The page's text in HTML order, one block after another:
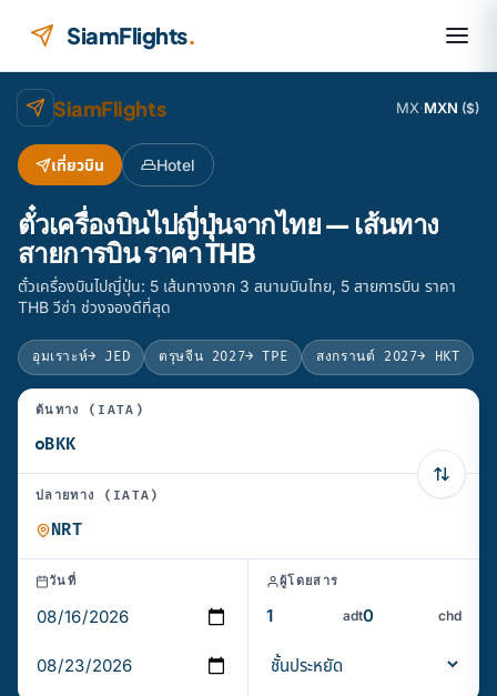
SiamFlights.
SiamFlights MX·MXN ($)
เที่ยวบิน Hotel
ตั๋วเครื่องบินไปญี่ปุ่นจากไทย — เส้นทาง
สายการบิน ราคา THB
ตั๋วเครื่องบินไปญี่ปุ่น: 5 เส้นทางจาก 3 สนามบินไทย, 5 สายการบิน ราคา
THB วีซ่า ช่วงจองดีที่สุด
อุมเราะห์→ JED ตรุษจีน 2027→ TPE สงกรานต์ 2027→ HKT
ต้นทาง (IATA)
ปลายทาง (IATA)
วันที่ ผู้โดยสาร
adt chd